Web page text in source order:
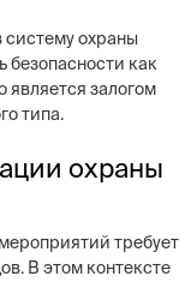
систему охраны
безопасности как
является залогом
типа.
охраны
требует
В этом контексте